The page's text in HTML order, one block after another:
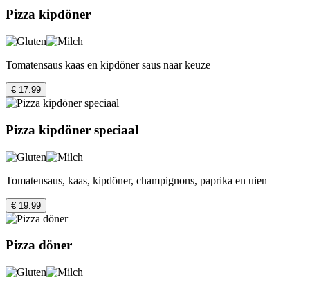
Pizza kipdöner
Tomatensaus kaas en kipdöner saus naar keuze
€ 17.99
Pizza kipdöner speciaal
Tomatensaus, kaas, kipdöner, champignons, paprika en uien
€ 19.99
Pizza döner